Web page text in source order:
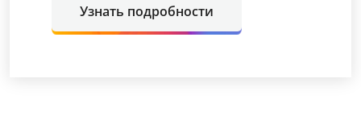
Узнать подробности